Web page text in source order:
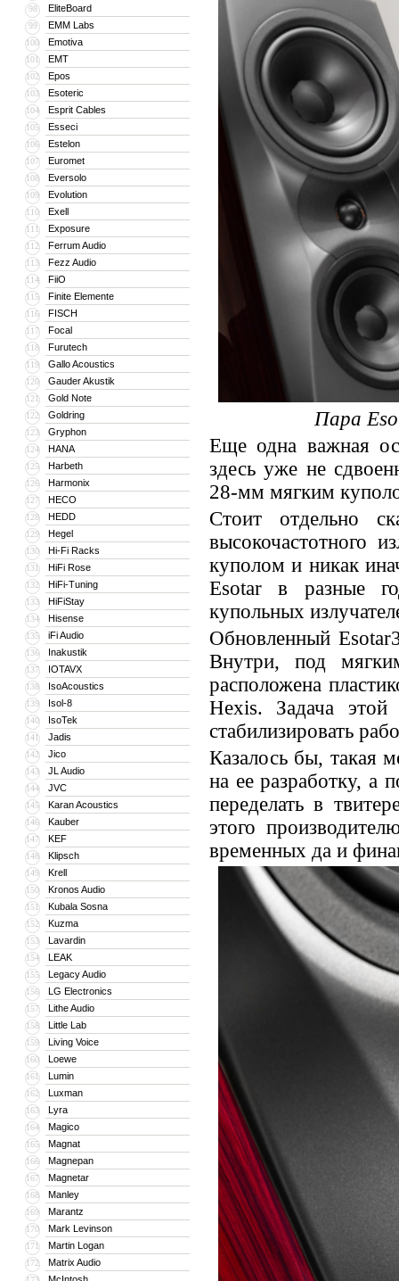
98 EliteBoard
99 EMM Labs
100 Emotiva
101 EMT
102 Epos
103 Esoteric
104 Esprit Cables
105 Esseci
106 Estelon
107 Euromet
108 Eversolo
109 Evolution
110 Exell
111 Exposure
112 Ferrum Audio
113 Fezz Audio
114 FiiO
115 Finite Elemente
116 FISCH
117 Focal
118 Furutech
119 Gallo Acoustics
120 Gauder Akustik
121 Gold Note
122 Goldring
123 Gryphon
124 HANA
125 Harbeth
126 Harmonix
127 HECO
128 HEDD
129 Hegel
130 Hi-Fi Racks
131 HiFi Rose
132 HiFi-Tuning
133 HiFiStay
134 Hisense
135 iFi Audio
136 Inakustik
137 IOTAVX
138 IsoAcoustics
139 Isol-8
140 IsoTek
141 Jadis
142 Jico
143 JL Audio
144 JVC
145 Karan Acoustics
146 Kauber
147 KEF
148 Klipsch
149 Krell
150 Kronos Audio
151 Kubala Sosna
152 Kuzma
153 Lavardin
154 LEAK
155 Legacy Audio
156 LG Electronics
157 Lithe Audio
158 Little Lab
159 Living Voice
160 Loewe
161 Lumin
162 Luxman
163 Lyra
164 Magico
165 Magnat
166 Magnepan
167 Magnetar
168 Manley
169 Marantz
170 Mark Levinson
171 Martin Logan
172 Matrix Audio
Пара
Еще одна важная
здесь уже не
28-мм мягким
Стоит отдельно
высокочастотного
куполом и никак
Esotar в разные
купольных
Обновленный
Внутри, под
расположена
Hexis. Задача
стабилизировать
Казалось бы, такая
на ее разработку, а
переделать в
этого
временных да и